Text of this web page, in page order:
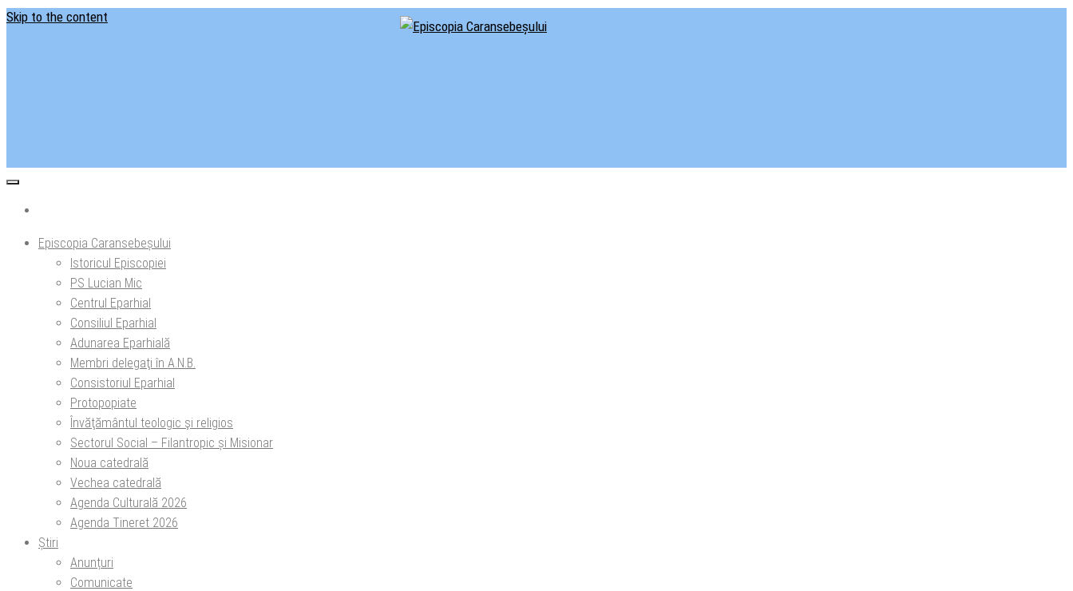
Skip to the content
Episcopia Caransebeșului
Istoricul Episcopiei
PS Lucian Mic
Centrul Eparhial
Consiliul Eparhial
Adunarea Eparhială
Membri delegaţi în A.N.B.
Consistoriul Eparhial
Protopopiate
Învăţământul teologic şi religios
Sectorul Social – Filantropic și Misionar
Noua catedrală
Vechea catedrală
Agenda Culturală 2026
Agenda Tineret 2026
Știri
Anunțuri
Comunicate